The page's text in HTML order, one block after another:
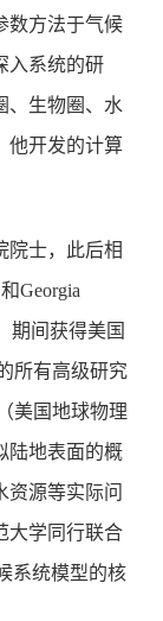
数方法于气候
入系统的研
、生物圈、水
他开发的计算
院士，此后相
Georgia
期间获得美国
所有高级研究
美国地球物理
陆地表面的概
资源等实际问
大学同行联合
系统模型的核